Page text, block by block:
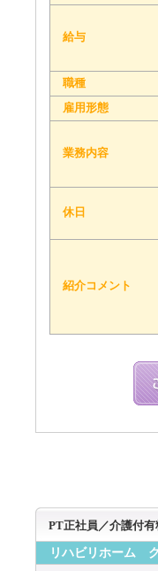
給与
職種
雇用形態
業務内容
休日
紹介コメント
PT正社員／介護付
リハビリホーム